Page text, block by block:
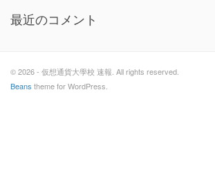
最近のコメント
© 2026 - 仮想通貨大學校 速報. All rights reserved.
Beans theme for WordPress.